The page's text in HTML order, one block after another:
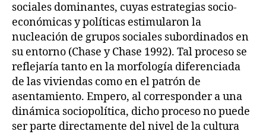
sociales dominantes, cuyas estrategias socio-
económicas y políticas estimularon la
nucleación de grupos sociales subordinados en
su entorno (Chase y Chase 1992). Tal proceso se
reflejaría tanto en la morfología diferenciada
de las viviendas como en el patrón de
asentamiento. Empero, al corresponder a una
dinámica sociopolítica, dicho proceso no puede
ser parte directamente del nivel de la cultura